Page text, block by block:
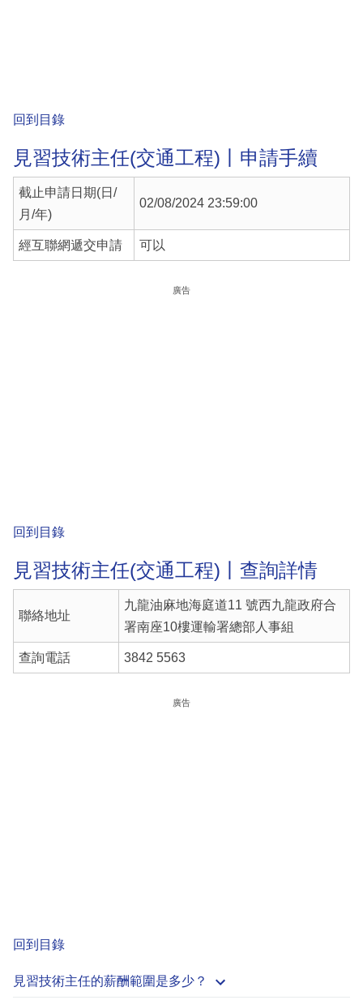
回到目錄
見習技術主任(交通工程)丨申請手續
截止申請日期(日/
月/年)
02/08/2024 23:59:00
經互聯網遞交申請 可以
廣告
回到目錄
見習技術主任(交通工程)丨查詢詳情
聯絡地址
九龍油麻地海庭道11 號西九龍政府合
署南座10樓運輸署總部人事組
查詢電話 3842 5563
廣告
回到目錄
見習技術主任的薪酬範圍是多少？